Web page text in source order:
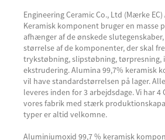
Engineering Ceramic Co., Ltd (Mærke
Keramisk komponent bruger en masse
afhænger af de ønskede
størrelse af de komponenter, der skal
trykstøbning, slipstøbning, tørpresning,
ekstrudering. Alumina 99,7% keramisk
vil have standardstørrelsen på lager.
leveres inden for 3 arbejdsdage. Vi har 4
vores fabrik med stærk
typer er altid velkomne.
Aluminiumoxid 99,7 % keramisk